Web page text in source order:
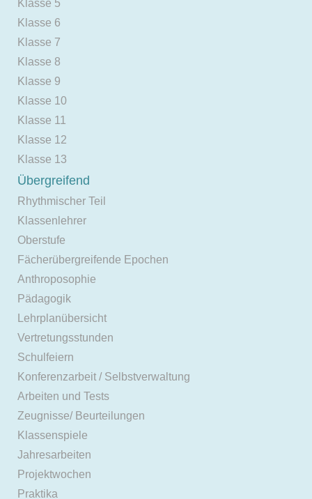
Klasse 5
Klasse 6
Klasse 7
Klasse 8
Klasse 9
Klasse 10
Klasse 11
Klasse 12
Klasse 13
Übergreifend
Rhythmischer Teil
Klassenlehrer
Oberstufe
Fächerübergreifende Epochen
Anthroposophie
Pädagogik
Lehrplanübersicht
Vertretungsstunden
Schulfeiern
Konferenzarbeit / Selbstverwaltung
Arbeiten und Tests
Zeugnisse/ Beurteilungen
Klassenspiele
Jahresarbeiten
Projektwochen
Praktika